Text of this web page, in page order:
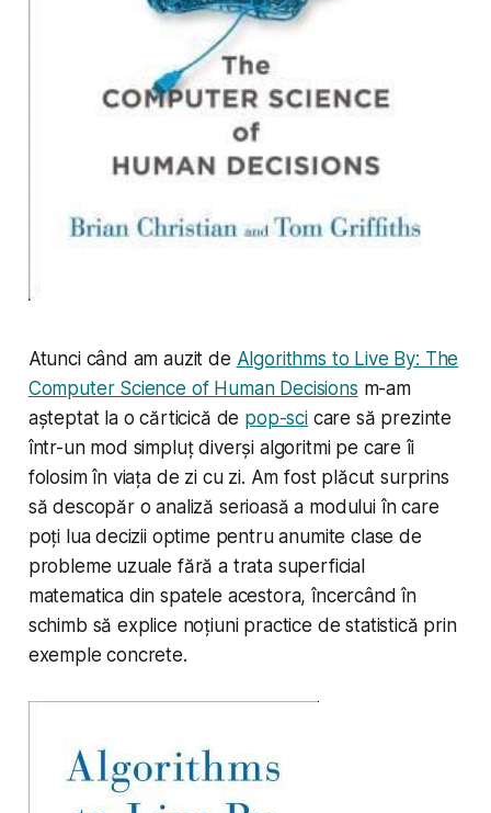
Atunci când am auzit de Algorithms to Live By: The
Computer Science of Human Decisions m-am
așteptat la o cărticică de pop-scicare să prezinte
într-un mod simpluț diverși algoritmi pe care îi
folosim în viața de zi cu zi. Am fost plăcut surprins
să descopăr o analiză serioasă a modului în care
poți lua decizii optime pentru anumite clase de
probleme uzuale fără a trata superficial
matematica din spatele acestora, încercând în
schimb să explice noțiuni practice de statistică prin
exemple concrete.